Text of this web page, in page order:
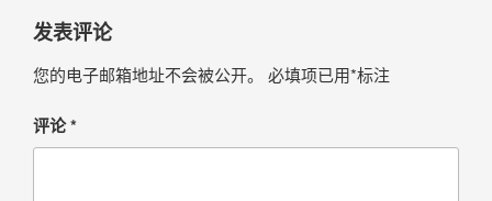
发表评论
您的电子邮箱地址不会被公开。 必填项已用*标注
评论*